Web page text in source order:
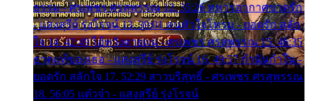
ธรรม - ศรเพชร ศรสุพรรณ 12. 35:26 ทหารอากาศขาดรัก
- แสงสุรีย์ รุ่งโรจน์ 13. 39:01 คนหัวใจโทรม - ยอดรัก สลัก
ใจ 14. 42:49 ไอ้หวังตายแน่ - ศรเพชร ศรสุพรรณ 15. 46:35
ธาตุแท้ของเธอ - แสงสุรีย์ รุ่งโรจน์ 16. 49:57 กำนันกำใน -
ยอดรัก สลักใจ 17. 52:29 สาวบริสุทธิ์ - ศรเพชร ศรสุพรรณ
18. 56:05 แต๋วจ๋า - แสงสุรีย์ รุ่งโรจน์